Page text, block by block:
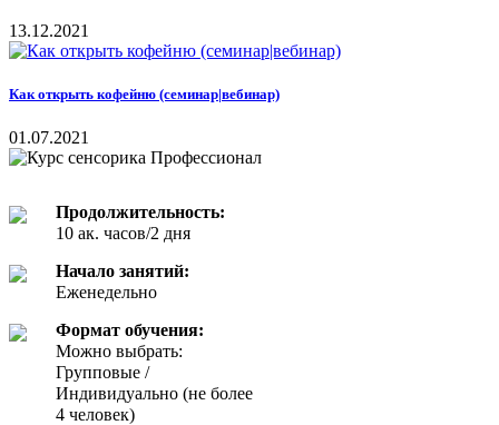
13.12.2021
Как открыть кофейню (семинар|вебинар)
01.07.2021
Продолжительность:
10 ак. часов/2 дня
Начало занятий:
Еженедельно
Формат обучения:
Можно выбрать:
Групповые /
Индивидуально (не более
4 человек)